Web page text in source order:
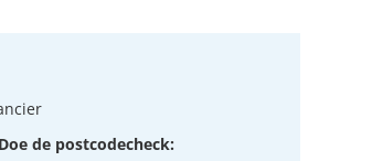
de postcodecheck: